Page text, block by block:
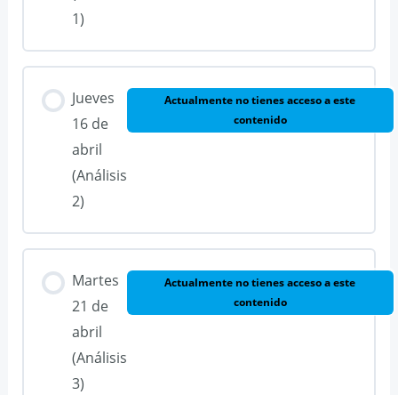
1)
Jueves
16 de
abril
(Análisis
2)
Actualmente no tienes acceso a este
contenido
Martes
21 de
abril
(Análisis
3)
Actualmente no tienes acceso a este
contenido